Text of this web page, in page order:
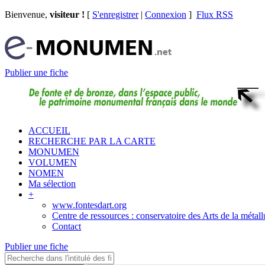
Bienvenue, visiteur ! [ S'enregistrer| Connexion ] Flux RSS
Publier une fiche
ACCUEIL
RECHERCHE PAR LA CARTE
MONUMEN
VOLUMEN
NOMEN
Ma sélection
+
www.fontesdart.org
Centre de ressources : conservatoire des Arts de la
Contact
Publier une fiche